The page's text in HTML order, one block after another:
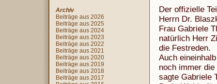
Der offizielle
Herrn Dr.
Frau Gabriele
natürlich Herr
die Festreden.
Auch
noch immer die
sagte Gabriele
Archiv
Beiträge aus 2026
Beiträge aus 2025
Beiträge aus 2024
Beiträge aus 2023
Beiträge aus 2022
Beiträge aus 2021
Beiträge aus 2020
Beiträge aus 2019
Beiträge aus 2018
Beiträge aus 2017